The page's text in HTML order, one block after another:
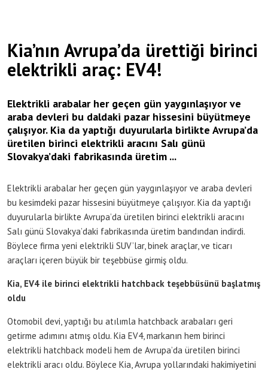
Kia’nın Avrupa’da ürettiği birinci
elektrikli araç: EV4!
Elektrikli arabalar her geçen gün yaygınlaşıyor ve
araba devleri bu daldaki pazar hissesini büyütmeye
çalışıyor. Kia da yaptığı duyurularla birlikte Avrupa’da
üretilen birinci elektrikli aracını Salı günü
Slovakya’daki fabrikasında üretim ...
Elektrikli arabalar her geçen gün yaygınlaşıyor ve araba devleri
bu kesimdeki pazar hissesini büyütmeye çalışıyor. Kia da yaptığı
duyurularla birlikte Avrupa’da üretilen birinci elektrikli aracını
Salı günü Slovakya’daki fabrikasında üretim bandından indirdi.
Böylece firma yeni elektrikli SUV’lar, binek araçlar, ve ticarı
araçları içeren büyük bir teşebbüse girmiş oldu.
Kia, EV4 ile birinci elektrikli hatchback teşebbüsünü başlatmış
oldu
Otomobil devi, yaptığı bu atılımla hatchback arabaları geri
getirme adımını atmış oldu. Kia EV4, markanın hem birinci
elektrikli hatchback modeli hem de Avrupa’da üretilen birinci
elektrikli aracı oldu. Böylece Kia, Avrupa yollarındaki hakimiyetini